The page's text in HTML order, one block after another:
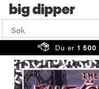
big
Du er 1 500